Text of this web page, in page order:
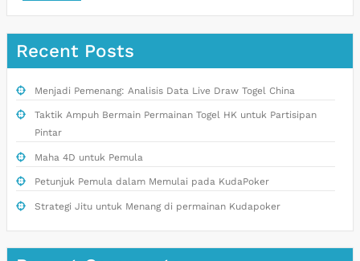
Recent Posts
Menjadi Pemenang: Analisis Data Live Draw Togel China
Taktik Ampuh Bermain Permainan Togel HK untuk Partisipan
Pintar
Maha 4D untuk Pemula
Petunjuk Pemula dalam Memulai pada KudaPoker
Strategi Jitu untuk Menang di permainan Kudapoker